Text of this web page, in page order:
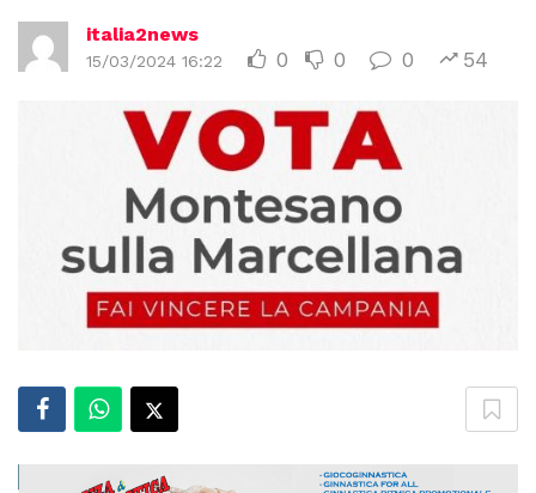
italia2news
15/03/2024 16:22 0 0 0 54